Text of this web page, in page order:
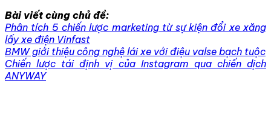
Bài viết cùng chủ đề:
Phân tích 5 chiến lược marketing từ sự kiện đổi xe xăng
lấy xe điện Vinfast
BMW giới thiệu công nghệ lái xe với điệu valse bạch tuộc
Chiến lược tái định vị của Instagram qua chiến dịch
ANYWAY